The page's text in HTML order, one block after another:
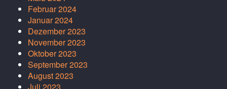
Februar 2024
Januar 2024
Dezember 2023
November 2023
Oktober 2023
September 2023
August 2023